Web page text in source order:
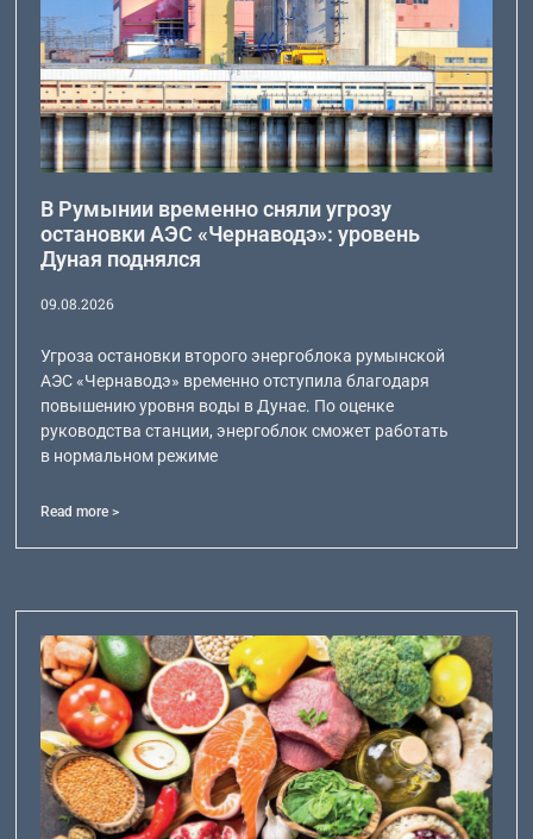
В Румынии временно сняли угрозу
остановки АЭС «Чернаводэ»: уровень
Дуная поднялся
09.08.2026
Угроза остановки второго энергоблока румынской
АЭС «Чернаводэ» временно отступила благодаря
повышению уровня воды в Дунае. По оценке
руководства станции, энергоблок сможет работать
в нормальном режиме
Read more >